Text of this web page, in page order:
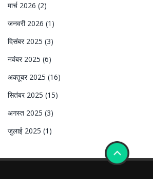
मार्च 2026 (2)
जनवरी 2026 (1)
दिसंबर 2025 (3)
नवंबर 2025 (6)
अक्तूबर 2025 (16)
सितंबर 2025 (15)
अगस्त 2025 (3)
जुलाई 2025 (1)